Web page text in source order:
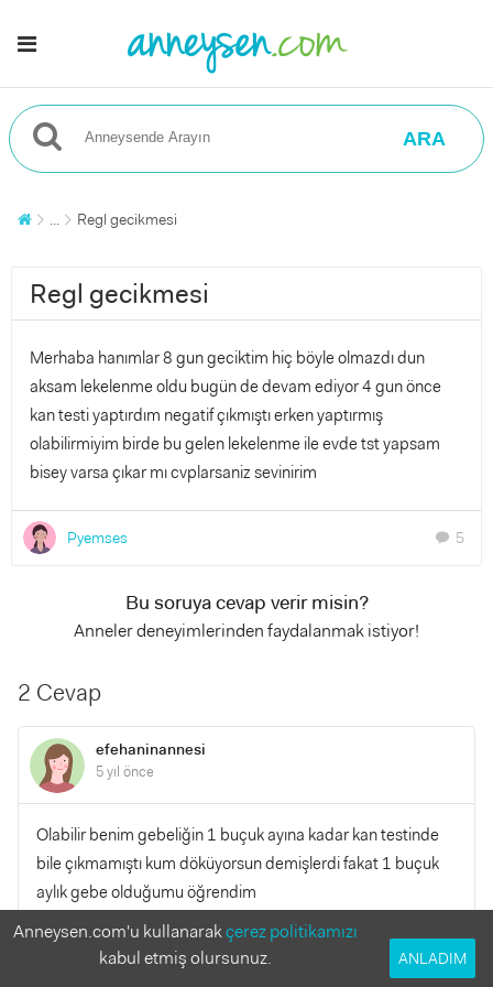
ARA
... Regl gecikmesi
Regl gecikmesi
Merhaba hanımlar 8 gun geciktim hiç böyle olmazdı dun
aksam lekelenme oldu bugün de devam ediyor 4 gun önce
kan testi yaptırdım negatif çıkmıştı erken yaptırmış
olabilirmiyim birde bu gelen lekelenme ile evde tst yapsam
bisey varsa çıkar mı cvplarsaniz sevinirim
Pyemses chat 5
Bu soruya cevap verir misin?
Anneler deneyimlerinden faydalanmak istiyor!
2 Cevap
efehaninannesi
5 yıl önce
Olabilir benim gebeliğin 1 buçuk ayına kadar kan testinde
bile çıkmamıştı kum döküyorsun demişlerdi fakat 1 buçuk
aylık gebe olduğumu öğrendim
YANITLA
0
Anneysen.com'u kullanarakçerez politikamızı
kabul etmiş olursunuz.
ANLADIM